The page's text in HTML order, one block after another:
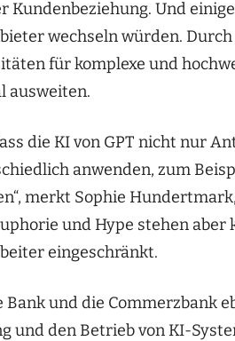
Kundenbeziehung. Und
wechseln würden.
für komplexe und
ausweiten.
die KI von GPT nicht nur
anwenden, zum
merkt Sophie
und Hype stehen
eingeschränkt.
und die Commerzbank
den Betrieb von KI-